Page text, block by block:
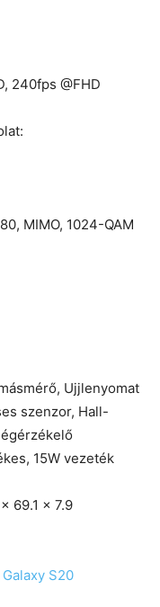
240fps @FHD
MIMO, 1024-QAM
Ujjlenyomat
szenzor, Hall-
15W vezeték
69.1 x 7.9
S20